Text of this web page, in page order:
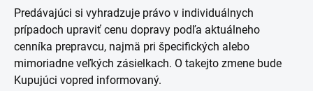
Predávajúci si vyhradzuje právo v individuálnych
prípadoch upraviť cenu dopravy podľa aktuálneho
cenníka prepravcu, najmä pri špecifických alebo
mimoriadne veľkých zásielkach. O takejto zmene bude
Kupujúci vopred informovaný.